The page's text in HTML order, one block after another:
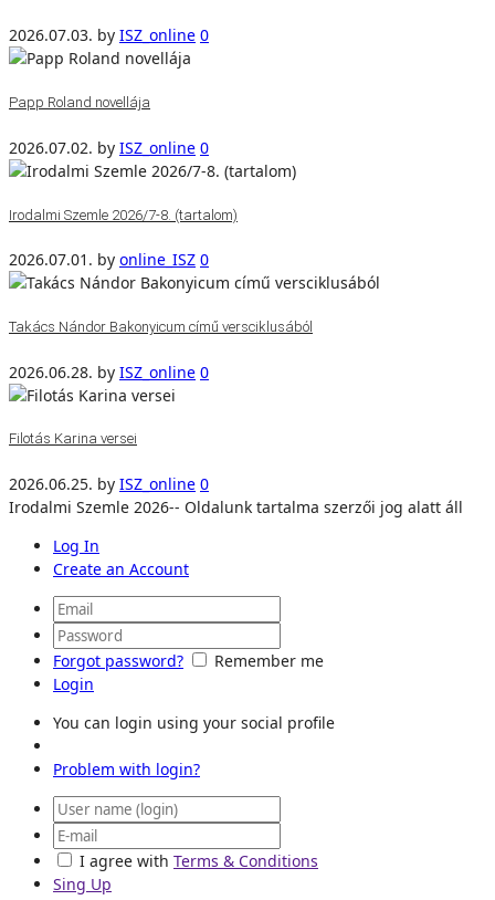
2026.07.03. by ISZ_online 0
Papp Roland novellája
2026.07.02. by ISZ_online 0
Irodalmi Szemle 2026/7-8. (tartalom)
2026.07.01. by online_ISZ 0
Takács Nándor Bakonyicum című versciklusából
2026.06.28. by ISZ_online 0
Filotás Karina versei
2026.06.25. by ISZ_online 0
Irodalmi Szemle 2026-- Oldalunk tartalma szerzői jog alatt áll
Log In
Create an Account
Forgot password?
Remember me
Login
You can login using your social profile
Problem with login?
I agree with Terms & Conditions
Sing Up